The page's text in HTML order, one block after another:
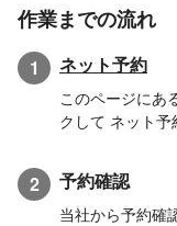
作業までの流れ
1 ネット予約
このページにあ
クして ネット予
2 予約確認
当社から予約確